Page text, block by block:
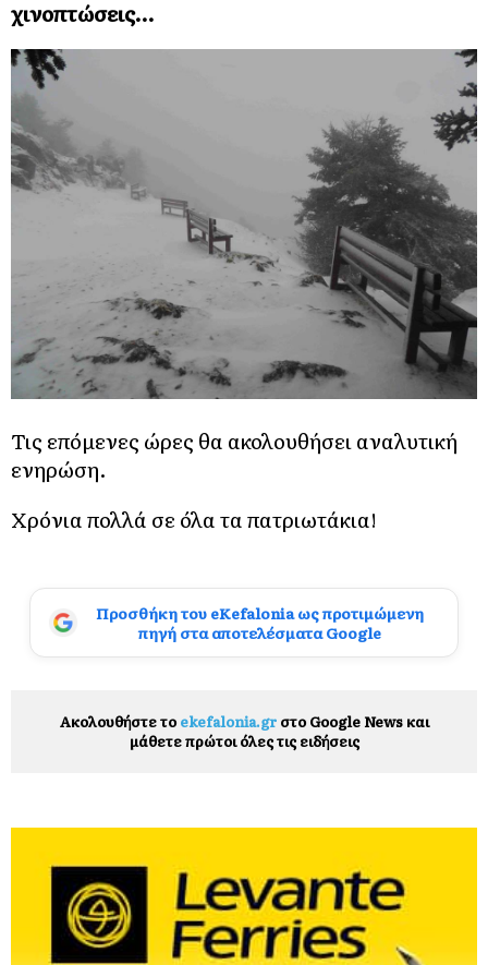
χινοπτώσεις…
Τις επόμενες ώρες θα ακολουθήσει αναλυτική
ενηρώση.
Χρόνια πολλά σε όλα τα πατριωτάκια!
Προσθήκη του eKefalonia ως προτιμώμενη
πηγή στα αποτελέσματα Google
Ακολουθήστε το ekefalonia.grστο Google News και
μάθετε πρώτοι όλες τις ειδήσεις